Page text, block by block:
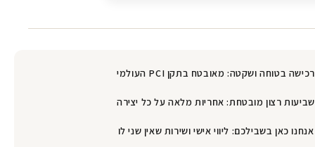
רכישה בטוחה ושקטה: מאובטח בתקן PCI העולמי
שביעות רצון מובטחת: אחריות מלאה על כל יצירה
אנחנו כאן בשבילכם: ליווי אישי ושירות שאין שני לו